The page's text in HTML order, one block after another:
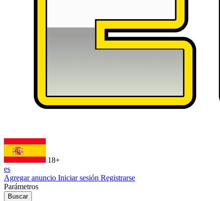
18+
es
Agregar anuncio Iniciar sesión Registrarse
Parámetros
Buscar